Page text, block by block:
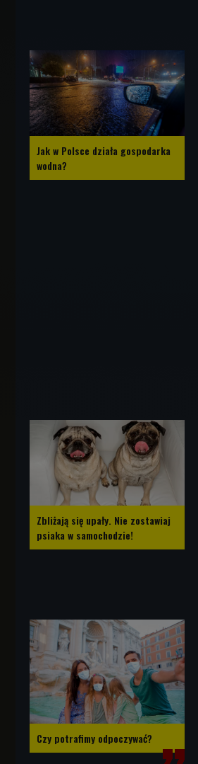
Jak w Polsce działa gospodarka
wodna?
Zbliżają się upały. Nie zostawiaj
psiaka w samochodzie!
Czy potrafimy odpoczywać?